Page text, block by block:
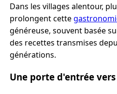
Dans les villages alentour,
prolongent cette
généreuse, souvent basée
des recettes transmises
générations.
Une porte d'entrée